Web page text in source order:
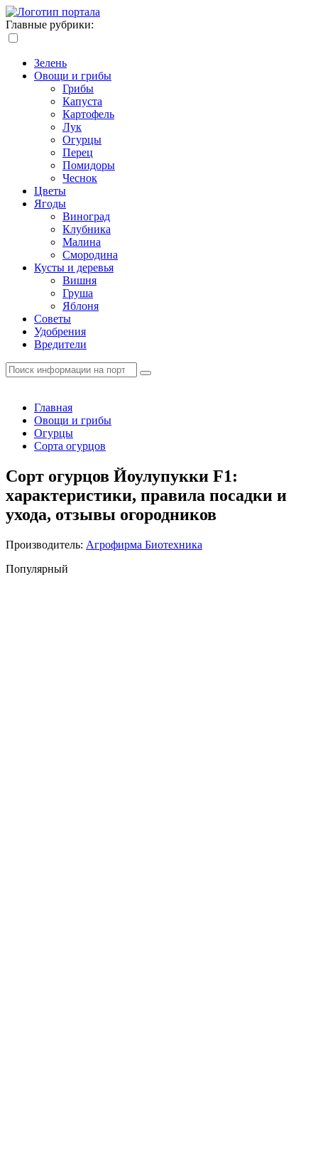
Главные рубрики:
Зелень
Овощи и грибы
Грибы
Капуста
Картофель
Лук
Огурцы
Перец
Помидоры
Чеснок
Цветы
Ягоды
Виноград
Клубника
Малина
Смородина
Кусты и деревья
Вишня
Груша
Яблоня
Советы
Удобрения
Вредители
Главная
Овощи и грибы
Огурцы
Сорта огурцов
Сорт огурцов Йоулупукки F1:
характеристики, правила посадки и
ухода, отзывы огородников
Производитель: Агрофирма Биотехника
Популярный